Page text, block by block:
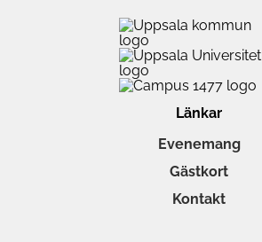
Länkar
Evenemang
Gästkort
Kontakt